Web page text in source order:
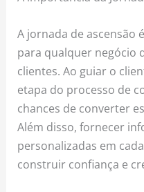
A jornada de ascensão
para qualquer negócio
clientes. Ao guiar o
etapa do processo de
chances de converter
Além disso, fornecer
personalizadas em
construir confiança e